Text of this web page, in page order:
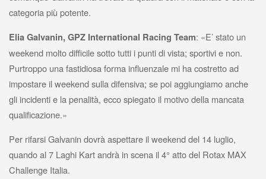
categoria più potente.
Elia Galvanin, GPZ International Racing Team: «E’ stato un
weekend molto difficile sotto tutti i punti di vista; sportivi e non.
Purtroppo una fastidiosa forma influenzale mi ha costretto ad
impostare il weekend sulla difensiva; se poi aggiungiamo anche
gli incidenti e la penalità, ecco spiegato il motivo della mancata
qualificazione.»
Per rifarsi Galvanin dovrà aspettare il weekend del 14 luglio,
quando al 7 Laghi Kart andrà in scena il 4° atto del Rotax MAX
Challenge Italia.